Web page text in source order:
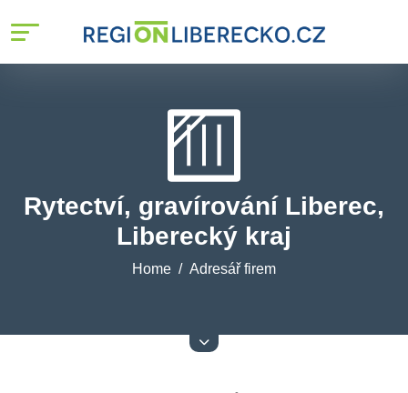
Rytectví, gravírování Liberec,
Liberecký kraj
Home Adresář firem